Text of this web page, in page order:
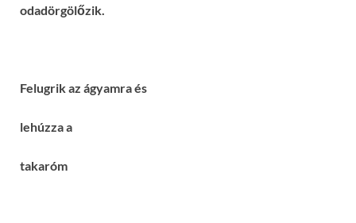
odadörgölőzik.
Felugrik az ágyamra és
lehúzza a
takaróm